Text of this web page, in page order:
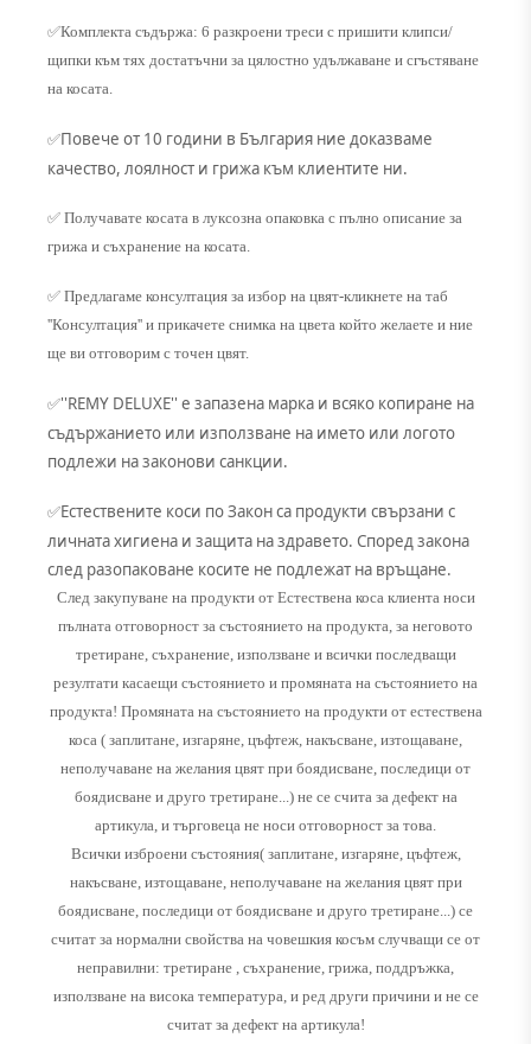
✅Комплекта съдържа: 6 разкроени треси с пришити клипси/
щипки към тях достатъчни за цялостно удължаване и сгъстяване
на косата.
✅Повече от 10 години в България ние доказваме
качество, лоялност и грижа към клиентите ни.
✅ Получавате косата в луксозна опаковка с пълно описание за
грижа и съхранение на косата.
✅ Предлагаме консултация за избор на цвят-кликнете на таб
''Консултация'' и прикачете снимка на цвета който желаете и ние
ще ви отговорим с точен цвят.
✅''REMY DELUXE'' е запазена марка и всяко копиране на
съдържанието или използване на името или логото
подлежи на законови санкции.
✅Естествените коси по Закон са продукти свързани с
личната хигиена и защита на здравето. Според закона
след разопаковане косите не подлежат на връщане.
След закупуване на продукти от Естествена коса клиента носи
пълната отговорност за състоянието на продукта, за неговото
третиране, съхранение, използване и всички последващи
резултати касаещи състоянието и промяната на състоянието на
продукта! Промяната на състоянието на продукти от естествена
коса ( заплитане, изгаряне, цъфтеж, накъсване, изтощаване,
неполучаване на желания цвят при боядисване, последици от
боядисване и друго третиране...) не се счита за дефект на
артикула, и търговеца не носи отговорност за това.
Всички изброени състояния( заплитане, изгаряне, цъфтеж,
накъсване, изтощаване, неполучаване на желания цвят при
боядисване, последици от боядисване и друго третиране...) се
считат за нормални свойства на човешкия косъм случващи се от
неправилни: третиране , съхранение, грижа, поддръжка,
използване на висока температура, и ред други причини и не се
считат за дефект на артикула!